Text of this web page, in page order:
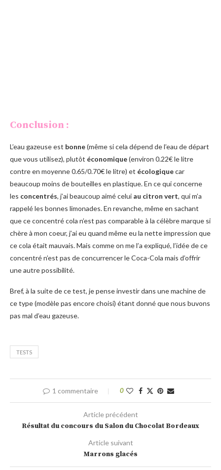
Conclusion :
L’eau gazeuse est bonne(même si cela dépend de l’eau de départ
que vous utilisez), plutôt économique(environ 0.22€ le litre
contre en moyenne 0.65/0.70€ le litre) et écologiquecar
beaucoup moins de bouteilles en plastique. En ce qui concerne
les concentrés, j’ai beaucoup aimé celui au citron vert, qui m’a
rappelé les bonnes limonades. En revanche, même en sachant
que ce concentré cola n’est pas comparable à la célèbre marque si
chère à mon coeur, j’ai eu quand même eu la nette impression que
ce cola était mauvais. Mais comme on me l’a expliqué, l’idée de ce
concentré n’est pas de concurrencer le Coca-Cola mais d’offrir
une autre possibilité.
Bref, à la suite de ce test, je pense investir dans une machine de
ce type (modèle pas encore choisi) étant donné que nous buvons
pas mal d’eau gazeuse.
TESTS
1 commentaire 0
Article précédent
Résultat du concours du Salon du Chocolat Bordeaux
Article suivant
Marrons glacés